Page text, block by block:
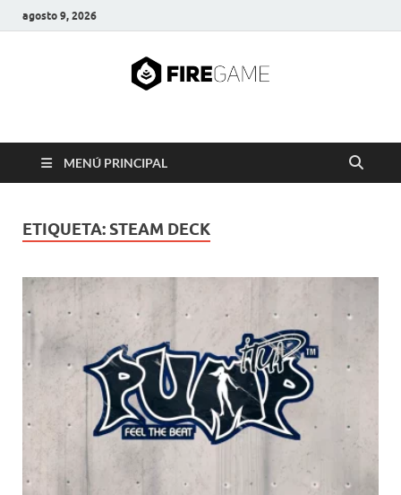
agosto 9, 2026
FIRE GAME
MENÚ PRINCIPAL
ETIQUETA: STEAM DECK